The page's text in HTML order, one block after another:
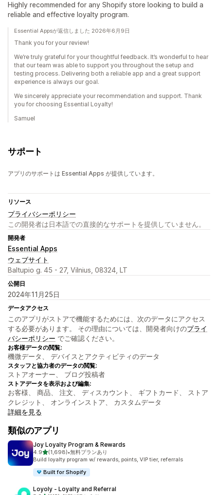
Highly recommended for any Shopify store looking to build a
reliable and effective loyalty program.
Essential Appsが返信しました 2026年6月9日
Thank you for your review!
We’re truly grateful for your thoughtful feedback. It’s wonderful to hear
that our team was able to support you throughout the setup and
testing process. Delivering both a reliable app and a great support
experience is always our goal.
We sincerely appreciate your recommendation and support. Thank
you for choosing Essential Loyalty!
Samuel
サポート
アプリのサポートは Essential Apps が提供しています。
リソース
プライバシーポリシー
この開発者は日本語での直接的なサポートを提供していません。
開発者
Essential Apps
ウェブサイト
Baltupio g. 45 - 27, Vilnius, 08324, LT
公開日
2024年11月25日
データアクセス
このアプリがストアで機能するためには、次のデータにアクセス
する必要があります。 その理由については、開発者向けのプライ
バシーポリシー でご確認ください。
お客様データの閲覧:
機微データ、 デバイスとアクティビティのデータ
スタッフと協力者のデータの閲覧:
ストアオーナー、 ブログ投稿者
ストアデータを表示および編集:
お客様、 商品、 注文、 ディスカウント、 ギフトカード、 ストア
クレジット、 オンラインストア、 カスタムデータ
詳細を見る
類似のアプリ
Joy Loyalty Program & Rewards
4.95つ星中
(1,698)
合計レビュー数：1698件
•無料プランあり
Build loyalty program w/ rewards, points, VIP tier, referrals
Built for Shopify
Loyoly ‑ Loyalty and Referral